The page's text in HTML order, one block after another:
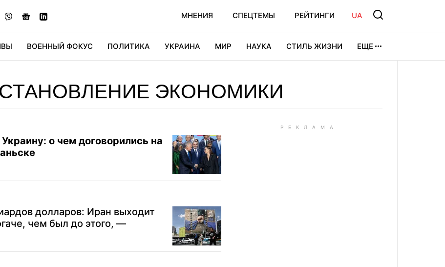
МНЕНИЯ СПЕЦТЕМЫ РЕЙТИНГИ UA
ВОЕННЫЙ ФОКУС ПОЛИТИКА УКРАИНА МИР НАУКА СТИЛЬ ЖИЗНИ ЕЩЕ
ЭКОНОМИКИ
о чем договорились на
долларов: Иран выходит
чем был до этого, —